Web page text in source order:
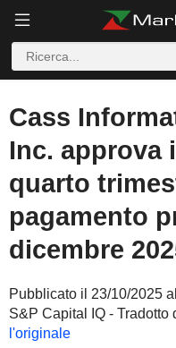
Cass
Inc. approva
quarto
pagamento
dicembre
Pubblicato il 23/10/2025
S&P Capital IQ - Tradotto
l'originale